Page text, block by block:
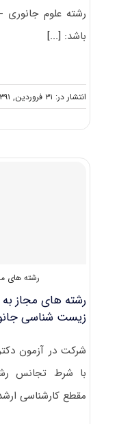
رشته علوم
باشد: [...]
انتشار در: ۳۱ فروردین, ۱۳۹۱
رشته های
رشته های مجاز
زیست ‌شناسی
شرکت در آزمون
با شرط تجانس
مقطع کارشناسی